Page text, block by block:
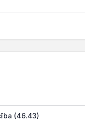
(46.43)